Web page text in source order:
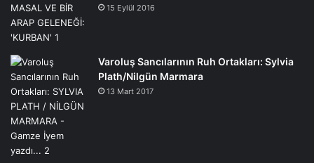
15 Eylül 2016
Varoluş Sancılarının Ruh Ortakları: Sylvia
Plath/Nilgün Marmara
13 Mart 2017